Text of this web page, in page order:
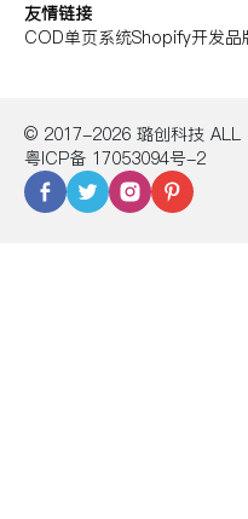
友情链接
COD单页系统Shopify开发品
© 2017-2026 璐创科技 ALL
粤ICP备 17053094号-2